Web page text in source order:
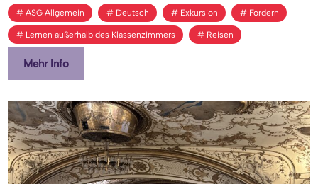
ASG Allgemein Deutsch Exkursion Fordern
Lernen außerhalb des Klassenzimmers Reisen
Mehr Info